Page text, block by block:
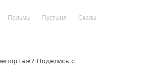
Пальмы Пустыня Скалы
Поделись с